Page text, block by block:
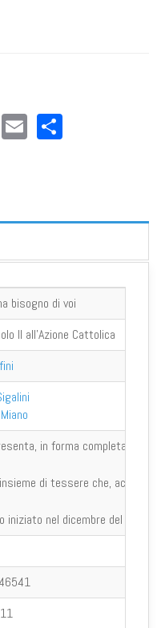
LinkedIn
Email
bisogno di voi
II all'Azione Cattolica
in forma completa, il
di tessere che,
iniziato nel dicembre del